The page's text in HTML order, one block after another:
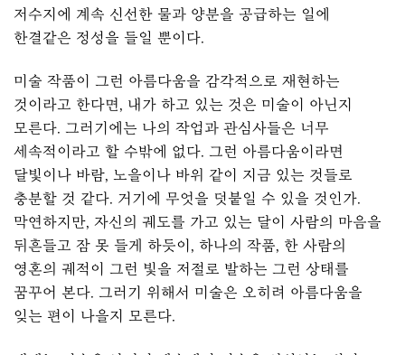
저수지에 계속 신선한 물과 양분을 공급하는 일에
한결같은 정성을 들일 뿐이다.
미술 작품이 그런 아름다움을 감각적으로 재현하는
것이라고 한다면, 내가 하고 있는 것은 미술이 아닌지
모른다. 그러기에는 나의 작업과 관심사들은 너무
세속적이라고 할 수밖에 없다. 그런 아름다움이라면
달빛이나 바람, 노을이나 바위 같이 지금 있는 것들로
충분할 것 같다. 거기에 무엇을 덧붙일 수 있을 것인가.
막연하지만, 자신의 궤도를 가고 있는 달이 사람의 마음을
뒤흔들고 잠 못 들게 하듯이, 하나의 작품, 한 사람의
영혼의 궤적이 그런 빛을 저절로 발하는 그런 상태를
꿈꾸어 본다. 그러기 위해서 미술은 오히려 아름다움을
잊는 편이 나을지 모른다.